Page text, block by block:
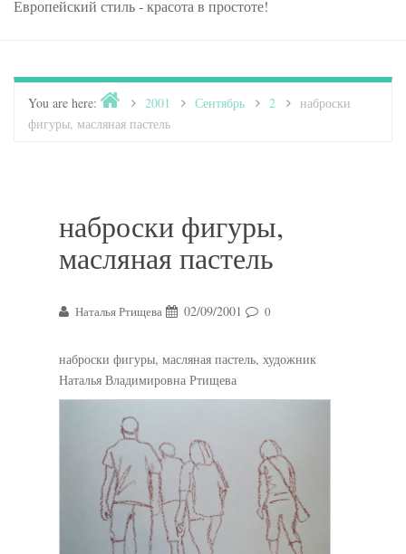
Европейский стиль - красота в простоте!
You are here: Home2001 Сентябрь 2
наброски
фигуры, масляная пастель
наброски фигуры,
масляная пастель
Наталья Ртищева 02/09/2001 0
наброски фигуры, масляная пастель, художник
Наталья Владимировна Ртищева